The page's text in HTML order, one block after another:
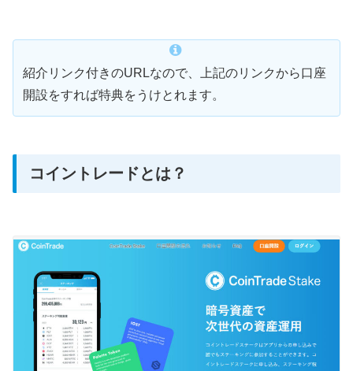
紹介リンク付きのURLなので、上記のリンクから口座
開設をすれば特典をうけとれます。
コイントレードとは？